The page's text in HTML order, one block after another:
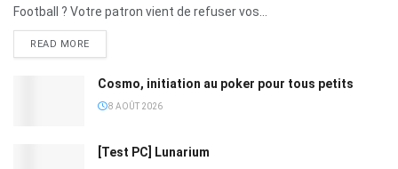
Football ? Votre patron vient de refuser vos...
READ MORE
Cosmo, initiation au poker pour tous petits
8 AOÛT 2026
[Test PC] Lunarium